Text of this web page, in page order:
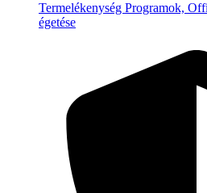
Termelékenység Programok,
égetése